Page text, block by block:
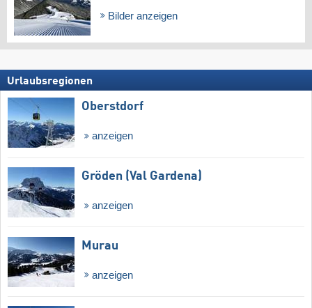
Bilder anzeigen
Urlaubsregionen
Oberstdorf
anzeigen
Gröden (Val Gardena)
anzeigen
Murau
anzeigen